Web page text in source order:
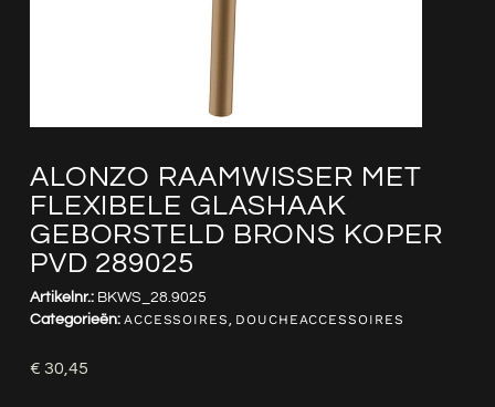
ALONZO RAAMWISSER MET
FLEXIBELE GLASHAAK
GEBORSTELD BRONS KOPER
PVD 289025
Artikelnr.: BKWS_28.9025
Categorieën: ACCESSOIRES, DOUCHEACCESSOIRES
€ 30,45